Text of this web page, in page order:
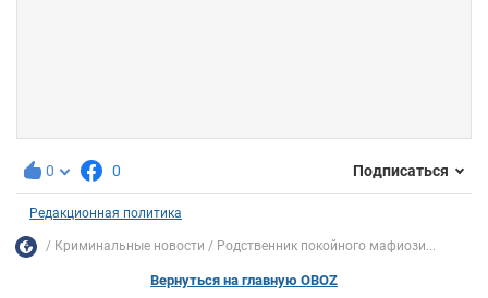
0 0 Подписаться
Редакционная политика
Криминальные новости Родственник покойного мафиози...
Вернуться на главную OBOZ